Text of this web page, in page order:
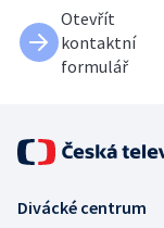
Otevřít
kontaktní
formulář
Divácké centrum